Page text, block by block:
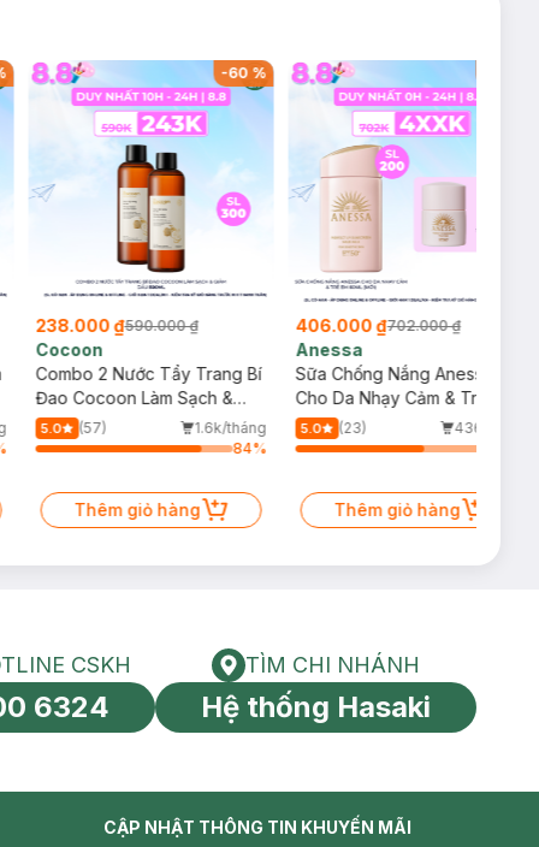
-60 %
238.000 ₫590.000 ₫
Cocoon
Combo 2 Nước Tẩy Trang Bí
Đao Cocoon Làm Sạch &
Giảm Dầu 500ml
5.0 (57)
1.6k/tháng
84%
Thêm giỏ hàng
406.000 ₫702.000 ₫
Anessa
Sữa Chống Nắng Anessa
Cho Da Nhạy Cảm & Trẻ Em
60ml (Mới)
5.0 (23)
436/tháng
Thêm giỏ hàng
toàn cầu
HOTLINE CSKH
CSKH
6324
Tìm chi nhánh
TÌM CHI NHÁNH
Hệ thống Hasaki
CẬP NHẬT THÔNG TIN KHUYẾN MÃI